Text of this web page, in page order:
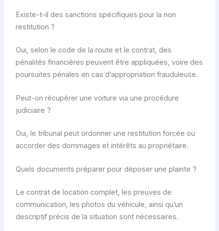
Existe-t-il des sanctions spécifiques pour la non
restitution ?
Oui, selon le code de la route et le contrat, des
pénalités financières peuvent être appliquées, voire des
poursuites pénales en cas d’appropriation frauduleuse.
Peut-on récupérer une voiture via une procédure
judiciaire ?
Oui, le tribunal peut ordonner une restitution forcée ou
accorder des dommages et intérêts au propriétaire.
Quels documents préparer pour déposer une plainte ?
Le contrat de location complet, les preuves de
communication, les photos du véhicule, ainsi qu’un
descriptif précis de la situation sont nécessaires.